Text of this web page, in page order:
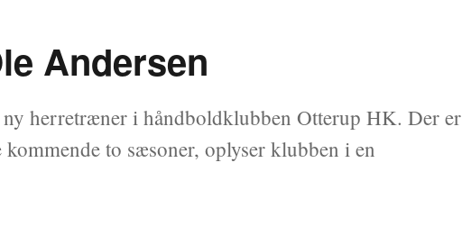
Andersen
ny herretræner i håndboldklubben Otterup HK. Der er
to sæsoner, oplyser klubben i en